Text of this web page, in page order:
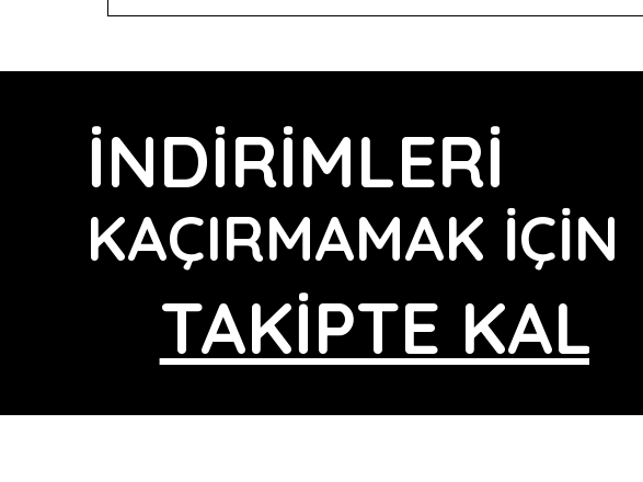
TAKİPTE KALIN
İNDİRİMLERİ
KAÇIRMAMAK İÇİN